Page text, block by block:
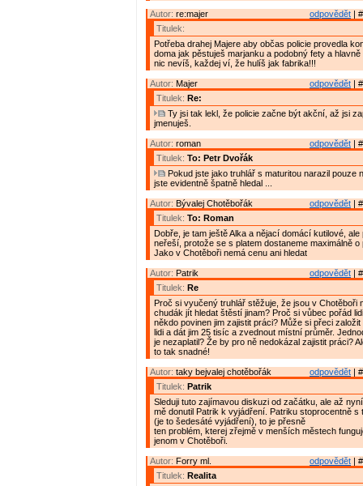
odpovědět |
Autor: re:majer
Titulek:
Potřeba drahej Majere aby občas policie provedla
doma jak pěstuješ marjanku a podobný fety a hlavně
nic nevíš, každej ví, že hulíš jak fabrika!!!
odpovědět |
Autor: Majer
Titulek: Re:
Ty jsi tak lekl, že policie začne být akční, až jsi
jmenuješ.
odpovědět |
Autor: roman
Titulek: To: Petr Dvořák
Pokud jste jako truhlář s maturitou narazil pouze
jste evidentně špatně hledal ...
odpovědět |
Autor: Bývalej Chotěbořák
Titulek: To: Roman
Dobře, je tam ještě Alka a nějací domácí kutilové, ale
neřeší, protože se s platem dostaneme maximálně
Jako v Chotěboři nemá cenu ani hledat
odpovědět |
Autor: Patrik
Titulek: Re
Proč si vyučený truhlář stěžuje, že jsou v Chotěboři
chudák jít hledat štěstí jinam? Proč si vůbec pořád
někdo povinen jim zajistit práci? Může si přeci
lidi a dát jim 25 tisíc a zvednout místní průměr.
je nezaplatil? Že by pro ně nedokázal zajistit práci?
to tak snadné!
odpovědět |
Autor: taky bejvalej chotěbořák
Titulek: Patrik
Sleduji tuto zajímavou diskuzi od začátku, ale až nyní
mě donutil Patrik k vyjádření. Patriku stoprocentně s
(je to šedesáté vyjádření), to je přesně
ten problém, kterej zřejmě v menších městech
jenom v Chotěboři.
odpovědět |
Autor: Forry ml.
Titulek: Realita